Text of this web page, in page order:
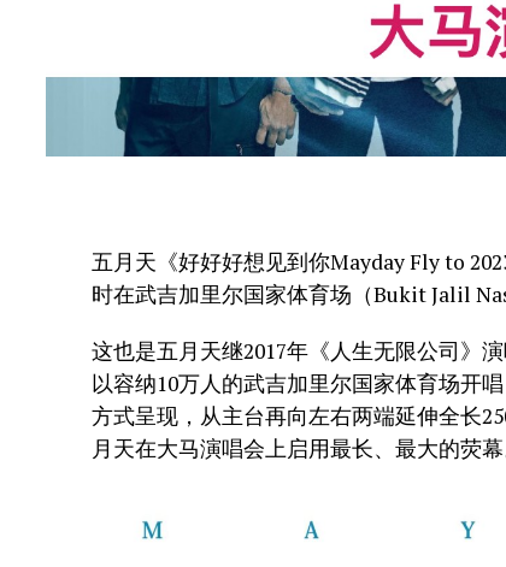
五月天《好好好想见到你Mayday Fly to
时在武吉加里尔国家体育场（Bukit Jalil
这也是五月天继2017年《人生无限公司》
以容纳10万人的武吉加里尔国家体育场开
方式呈现，从主台再向左右两端延伸全长
月天在大马演唱会上启用最长、最大的荧幕